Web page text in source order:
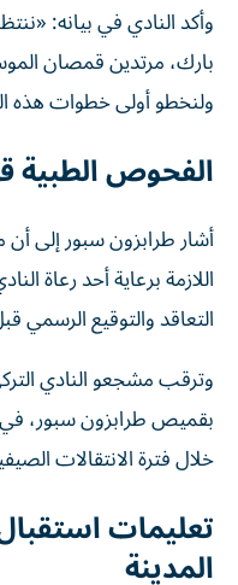
وأكد النادي في بيانه:
بارك، مرتدين قمصان
ولنخطو أولى خطوات هذه
الفحوص الطبية
أشار طرابزون سبور إلى
اللازمة برعاية أحد رعاة
التعاقد والتوقيع الرسمي
وترقب مشجعو النادي
بقميص طرابزون سبور،
خلال فترة الانتقالات
تعليمات
المدينة